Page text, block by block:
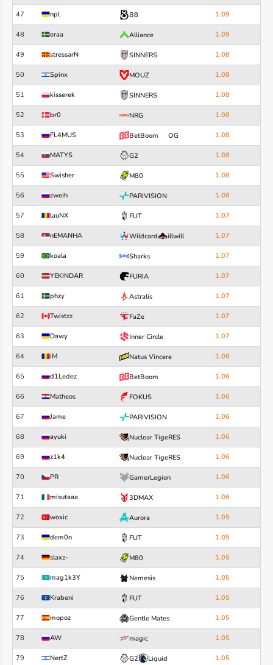
47 npl B8 1.09
48 eraa Alliance 1.09
49 stressarN SINNERS 1.08
50 Spinx MOUZ 1.08
51 kisserek SINNERS 1.08
52 br0 NRG 1.08
53 FL4MUS BetBoom OG 1.08
54 MATYS G2 1.08
55 Swisher M80 1.08
56 zweih PARIVISION 1.08
57 lauNX FUT 1.07
58 nEMANHA Wildcard illwill 1.07
59 koala Sharks 1.07
60 YEKINDAR FURIA 1.07
61 phzy Astralis 1.07
62 Twistzz FaZe 1.07
63 Dawy Inner Circle 1.07
64 iM Natus Vincere 1.06
65 d1Ledez BetBoom 1.06
66 Matheos FOKUS 1.06
67 Jame PARIVISION 1.06
68 ayuki Nuclear TigeRES 1.06
69 z1k4 Nuclear TigeRES 1.06
70 PR GamerLegion 1.06
71 misutaaa 3DMAX 1.06
72 woxic Aurora 1.05
73 dem0n FUT 1.05
74 slaxz- M80 1.05
75 mag1k3Y Nemesis 1.05
76 Krabeni FUT 1.05
77 mopoz Gentle Mates 1.05
78 AW magic 1.05
79 NertZ G2 Liquid 1.05